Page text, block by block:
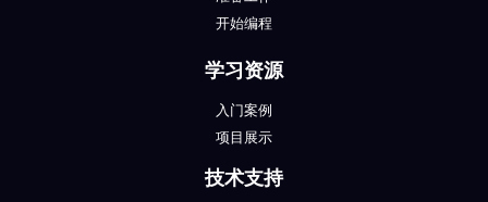
开始编程
学习资源
入门案例
项目展示
技术支持